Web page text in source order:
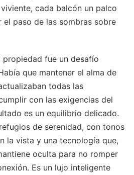
cada balcón un palco
paso de las sombras sobre
fue un desafío
que mantener el alma de
todas las
con las exigencias del
es un equilibrio delicado.
de serenidad, con tonos
la vista y una tecnología que,
oculta para no romper
Es un lujo inteligente